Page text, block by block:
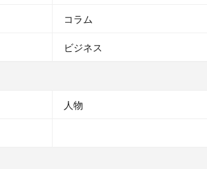
コラム
ビジネス
人物